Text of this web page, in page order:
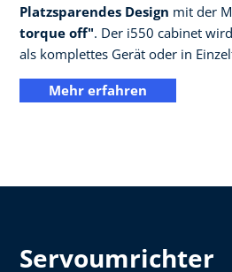
Platzsparendes Design mit der
torque off". Der i550 cabinet
als komplettes Gerät oder in
Mehr erfahren
Servoumrichter